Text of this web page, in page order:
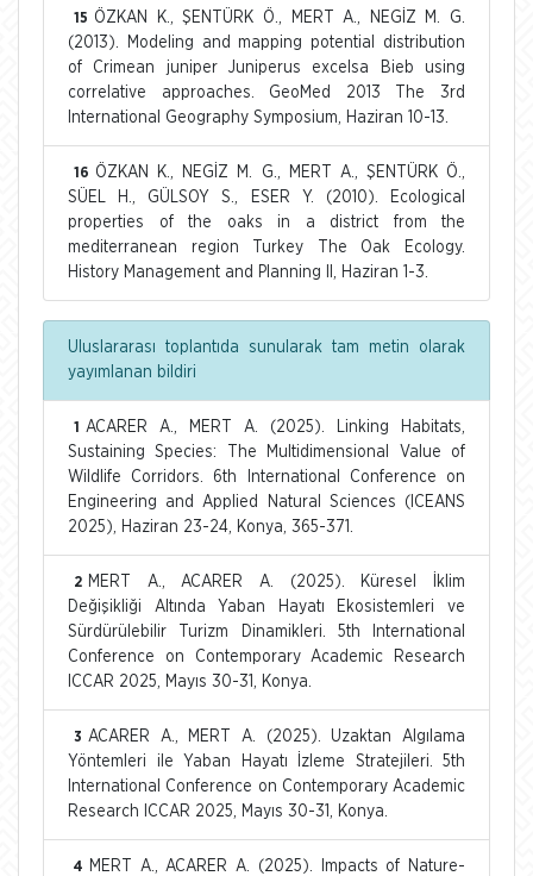
15 ÖZKAN K., ŞENTÜRK Ö., MERT A., NEGİZ M. G.
(2013). Modeling and mapping potential distribution
of Crimean juniper Juniperus excelsa Bieb using
correlative approaches. GeoMed 2013 The 3rd
International Geography Symposium, Haziran 10-13.
16 ÖZKAN K., NEGİZ M. G., MERT A., ŞENTÜRK Ö.,
SÜEL H., GÜLSOY S., ESER Y. (2010). Ecological
properties of the oaks in a district from the
mediterranean region Turkey The Oak Ecology.
History Management and Planning II, Haziran 1-3.
Uluslararası toplantıda sunularak tam metin olarak
yayımlanan bildiri
1
ACARER A., MERT A. (2025). Linking Habitats,
Sustaining Species: The Multidimensional Value of
Wildlife Corridors. 6th International Conference on
Engineering and Applied Natural Sciences (ICEANS
2025), Haziran 23-24, Konya, 365-371.
2 MERT A., ACARER A. (2025). Küresel İklim
Değişikliği Altında Yaban Hayatı Ekosistemleri ve
Sürdürülebilir Turizm Dinamikleri. 5th International
Conference on Contemporary Academic Research
ICCAR 2025, Mayıs 30-31, Konya.
3 ACARER A., MERT A. (2025). Uzaktan Algılama
Yöntemleri ile Yaban Hayatı İzleme Stratejileri. 5th
International Conference on Contemporary Academic
Research ICCAR 2025, Mayıs 30-31, Konya.
4
MERT A., ACARER A. (2025). Impacts of Nature-